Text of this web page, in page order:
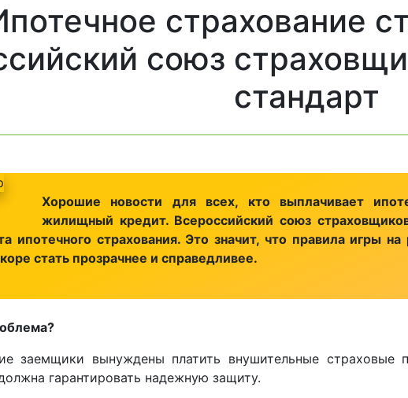
страхование
союз
стандарт
Хорошие новости для всех, кто выплачивает
жилищный кредит. Всероссийский союз
ипотечного страхования. Это значит, что правила игры
стать прозрачнее и справедливее.
заемщики вынуждены платить внушительные
гарантировать надежную защиту.